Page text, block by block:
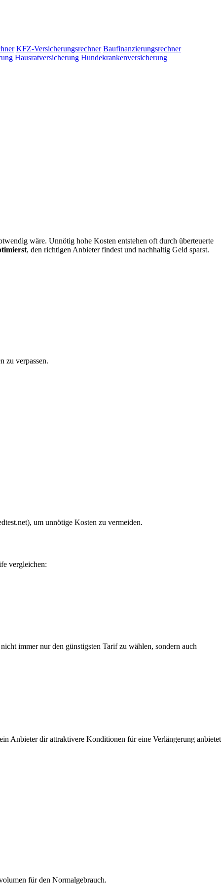
KFZ-Versicherungsrechner Baufinanzierungsrechner
Hausratversicherung Hundekrankenversicherung
wäre. Unnötig hohe Kosten entstehen oft durch überteuerte
, den richtigen Anbieter findest und nachhaltig Geld sparst.
zu verpassen.
um unnötige Kosten zu vermeiden.
vergleichen:
immer nur den günstigsten Tarif zu wählen, sondern auch
Anbieter dir attraktivere Konditionen für eine Verlängerung anbietet
für den Normalgebrauch.